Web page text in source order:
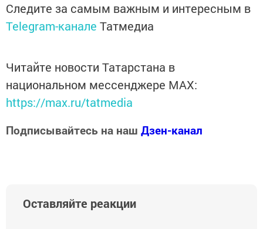
Следите за самым важным и интересным в
Telegram-канале Татмедиа
Читайте новости Татарстана в
национальном мессенджере MАХ:
https://max.ru/tatmedia
Подписывайтесь на наш Дзен-канал
Оставляйте реакции